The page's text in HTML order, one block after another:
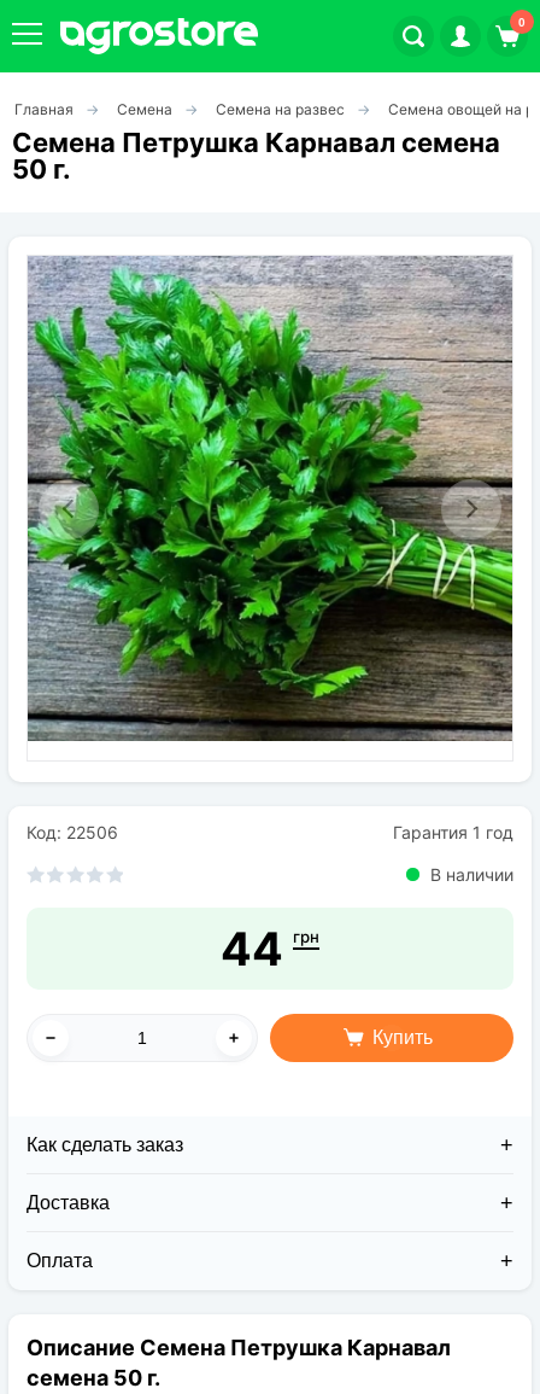
0
Плодовые кустарники
Декоративные растения
Цветы
Травы
Овощи (на посадку)
Штамбовые ягодные кусты
Семена
Удобрения
Средства защиты растений
Главная Семена Семена на развес Семена овощей на
Семена Петрушка Карнавал семена
50 г.
Код: 22506 Гарантия 1 год
В наличии
44 грн
Купить
Как сделать заказ
Доставка
курьерскими службами:
транспортировки вплоть до 14 дней (с учётом
хранения на складе).
Оплата
На карту приват банка перед отправкой;
По выставленному счёту (реквизитам
юридического лица);
Описание Семена Петрушка Карнавал
семена 50 г.